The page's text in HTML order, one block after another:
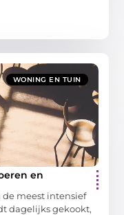
WONING EN TUIN
en
de meest intensief
dagelijks gekookt,